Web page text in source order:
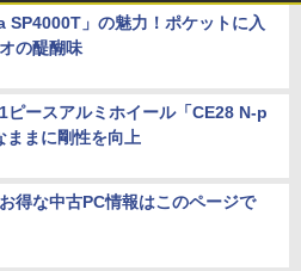
SP4000T」の魅力！ポケットに入
の醍醐味
ピースアルミホイール「CE28 N-p
ままに剛性を向上
得な中古PC情報はこのページで